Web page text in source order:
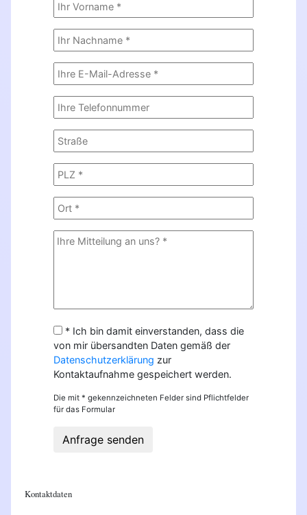
* Ich bin damit einverstanden, dass die
von mir übersandten Daten gemäß der
Datenschutzerklärung zur
Kontaktaufnahme gespeichert werden.
Die mit * gekennzeichneten Felder sind Pflichtfelder
für das Formular
Anfrage senden
Kontaktdaten